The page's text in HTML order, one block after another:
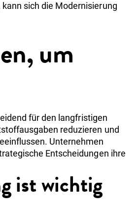
sich die Modernisierung
um
für den langfristigen
reduzieren und
Unternehmen
Entscheidungen ihre
ist wichtig